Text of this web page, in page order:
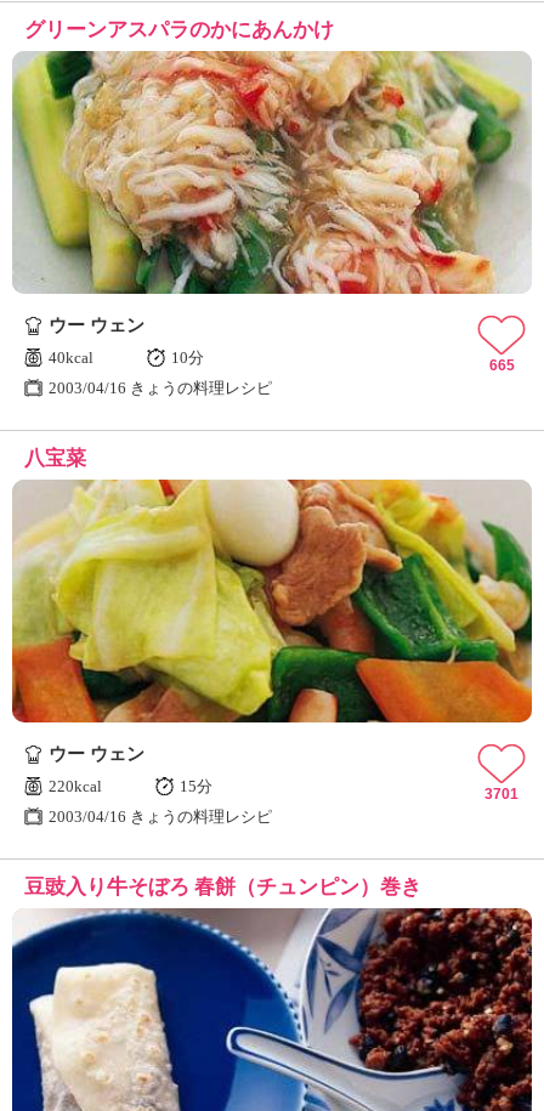
グリーンアスパラのかにあんかけ
ウー ウェン
40kcal
10分
2003/04/16 きょうの料理レシピ
665
八宝菜
ウー ウェン
220kcal
15分
2003/04/16 きょうの料理レシピ
3701
豆豉入り牛そぼろ 春餅（チュンピン）巻き